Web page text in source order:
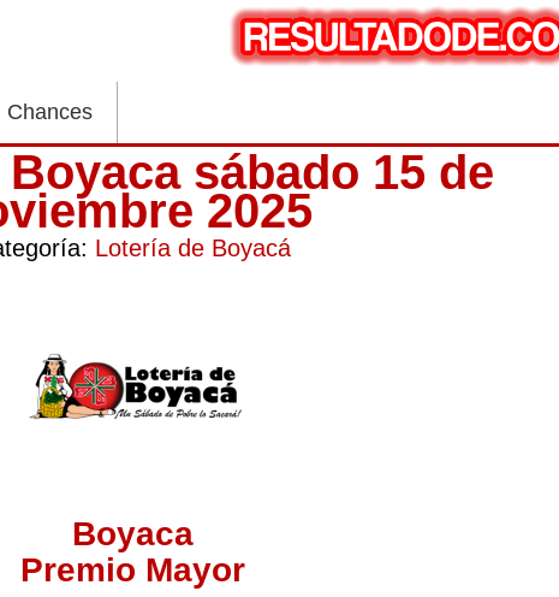
Chances
sábado 15 de
2025
Lotería de Boyacá
Boyaca
Premio Mayor